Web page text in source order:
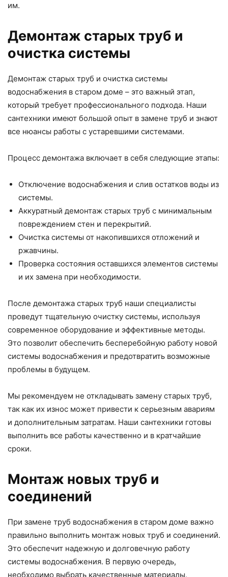
им.
Демонтаж старых труб и
очистка системы
Демонтаж старых труб и очистка системы
водоснабжения в старом доме – это важный этап,
который требует профессионального подхода. Наши
сантехники имеют большой опыт в замене труб и знают
все нюансы работы с устаревшими системами.
Процесс демонтажа включает в себя следующие этапы:
Отключение водоснабжения и слив остатков воды из
системы.
Аккуратный демонтаж старых труб с минимальным
повреждением стен и перекрытий.
Очистка системы от накопившихся отложений и
ржавчины.
Проверка состояния оставшихся элементов системы
и их замена при необходимости.
После демонтажа старых труб наши специалисты
проведут тщательную очистку системы, используя
современное оборудование и эффективные методы.
Это позволит обеспечить бесперебойную работу новой
системы водоснабжения и предотвратить возможные
проблемы в будущем.
Мы рекомендуем не откладывать замену старых труб,
так как их износ может привести к серьезным авариям
и дополнительным затратам. Наши сантехники готовы
выполнить все работы качественно и в кратчайшие
сроки.
Монтаж новых труб и
соединений
При замене труб водоснабжения в старом доме важно
правильно выполнить монтаж новых труб и соединений.
Это обеспечит надежную и долговечную работу
системы водоснабжения. В первую очередь,
необходимо выбрать качественные материалы,